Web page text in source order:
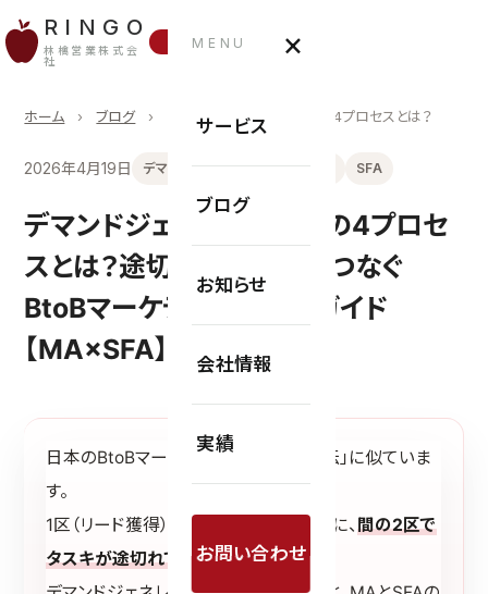
RINGO
林檎営業株式会
社
お問い合わせ
MENU ×
サービス
ブログ
お知らせ
会社情報
実績
お問い合わせ
ホーム › ブログ › デマンドジェネレーションの4プロセスとは？
2026年4月19日 デマンドジェネレーション SFA
デマンドジェネレーションの4プロセ
スとは？途切れたタスキをつなぐ
BtoBマーケティング完全ガイド
【MA×SFA】
日本のBtoBマーケティングは「箱根駅伝」に似ていま
す。
1区（リード獲得）と3区（営業）は強いのに、間の2区で
タスキが途切れている──。